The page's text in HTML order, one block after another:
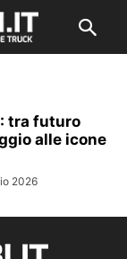
tra futuro
alle icone
2026